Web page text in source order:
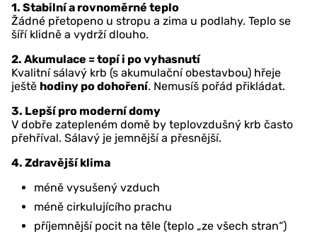
1. Stabilní a rovnoměrné teplo
Žádné přetopeno u stropu a zima u podlahy. Teplo se
šíří klidně a vydrží dlouho.
2. Akumulace = topí i po vyhasnutí
Kvalitní sálavý krb (s akumulační obestavbou) hřeje
ještě hodiny po dohoření. Nemusíš pořád přikládat.
3. Lepší pro moderní domy
V dobře zatepleném domě by teplovzdušný krb často
přehříval. Sálavý je jemnější a přesnější.
4. Zdravější klima
méně vysušený vzduch
méně cirkulujícího prachu
příjemnější pocit na těle (teplo „ze všech stran“)